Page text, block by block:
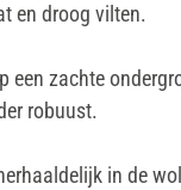
en droog vilten.
zachte
robuust.
in de